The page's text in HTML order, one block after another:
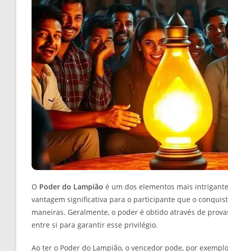
O Poder do Lampião é um dos elementos mais
vantagem significativa para o participante que o
maneiras. Geralmente, o poder é obtido através de
entre si para garantir esse privilégio.
Ao ter o Poder do Lampião, o vencedor pode, por